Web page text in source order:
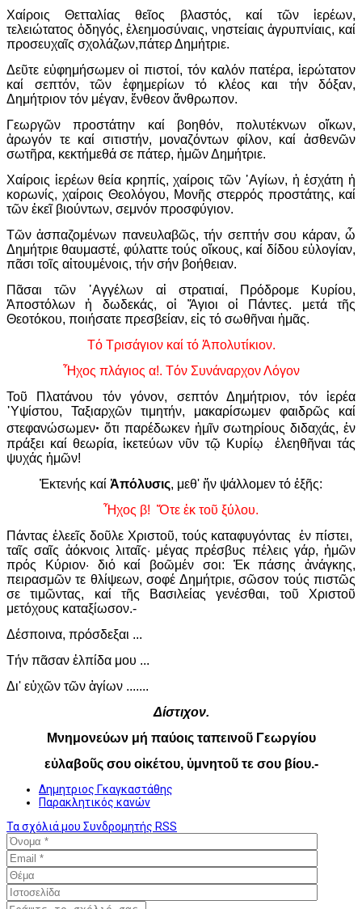
Χαίροις Θετταλίας θεῖος βλαστός, καί τῶν ἱερέων,
τελειώτατος ὁδηγός, ἐλεημοσύναις, νηστείαις ἀγρυπνίαις, καί
προσευχαῖς σχολάζων,πάτερ Δημήτριε.
Δεῦτε εὐφημήσωμεν οἱ πιστοί, τόν καλόν πατέρα, ἱερώτατον
καί σεπτόν, τῶν ἐφημερίων τό κλέος και τήν δόξαν,
Δημήτριον τόν μέγαν, ἔνθεον ἄνθρωπον.
Γεωργῶν προστάτην καί βοηθόν, πολυτέκνων οἴκων,
ἀρωγόν τε καί σιτιστήν, μοναζόντων φίλον, καί ἀσθενῶν
σωτῆρα, κεκτήμεθά σε πάτερ, ἡμῶν Δημήτριε.
Χαίροις ἱερέων θεία κρηπίς, χαίροις τῶν ῾Αγίων, ἡ ἐσχάτη ἡ
κορωνίς, χαίροις Θεολόγου, Μονῆς στερρός προστάτης, καί
τῶν ἐκεῖ βιούντων, σεμνόν προσφύγιον.
Τῶν ἀσπαζομένων πανευλαβῶς, τήν σεπτήν σου κάραν, ὦ
Δημήτριε θαυμαστέ, φύλαττε τούς οἴκους, καί δίδου εὐλογίαν,
πᾶσι τοῖς αἰτουμένοις, τήν σήν βοήθειαν.
Πᾶσαι τῶν ᾿Αγγέλων αἱ στρατιαί, Πρόδρομε Κυρίου,
Ἀποστόλων ἡ δωδεκάς, οἱ Ἅγιοι οἱ Πάντες. μετά τῆς
Θεοτόκου, ποιήσατε πρεσβείαν, εἰς τό σωθῆναι ἡμᾶς.
Τό Τρισάγιον καί τό Ἀπολυτίκιον.
Ἦχος πλάγιος α!. Τόν Συνάναρχον Λόγον
Τοῦ Πλατάνου τόν γόνον, σεπτόν Δημήτριον, τόν ἱερέα
῾Υψίστου, Ταξιαρχῶν τιμητήν, μακαρίσωμεν φαιδρῶς καί
στεφανώσωμενꞏ ὅτι παρέδωκεν ἡμῖν σωτηρίους διδαχάς, ἐν
πράξει καί θεωρία, ἱκετεύων νῦν τῷ Κυρίῳ ἐλεηθῆναι τάς
ψυχάς ἡμῶν!
Ἐκτενής καί Ἀπόλυσις, μεθ' ἥν ψάλλομεν τό ἑξῆς:
Ἦχος β! Ὅτε ἐκ τοῦ ξύλου.
Πάντας ἐλεεῖς δοῦλε Χριστοῦ, τούς καταφυγόντας ἐν πίστει,
ταῖς σαῖς ἀόκνοις λιταῖς· μέγας πρέσβυς πέλεις γάρ, ἡμῶν
πρός Κύριον· διό καί βοῶμέν σοι: Ἐκ πάσης ἀνάγκης,
πειρασμῶν τε θλίψεων, σοφέ Δημήτριε, σῶσον τούς πιστῶς
σε τιμῶντας, καί τῆς Βασιλείας γενέσθαι, τοῦ Χριστοῦ
μετόχους καταξίωσον.-
Δέσποινα, πρόσδεξαι ...
Τήν πᾶσαν ἐλπίδα μου ...
Δι' εὐχῶν τῶν ἁγίων .......
Δίστιχον.
Μνημονεύων μή παύοις ταπεινοῦ Γεωργίου
εὐλαβοῦς σου οἰκέτου, ὑμνητοῦ τε σου βίου.-
Δημητριος Γκαγκαστάθης
Παρακλητικός κανών
Τα σχόλιά μου Συνδρομητής RSS